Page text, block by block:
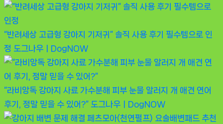
“반려세상 고급형 강아지 기저귀” 솔직 사용 후기 필수템으로 인
정 도그나우ㅣDogNOW
“라비앙독 강아지 사료 가수분해 피부 눈물 알러지 개 애견 연어
후기, 정말 믿을 수 있어?” 도그나우ㅣDogNOW